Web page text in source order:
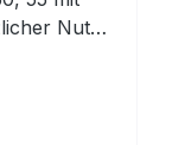
Nut